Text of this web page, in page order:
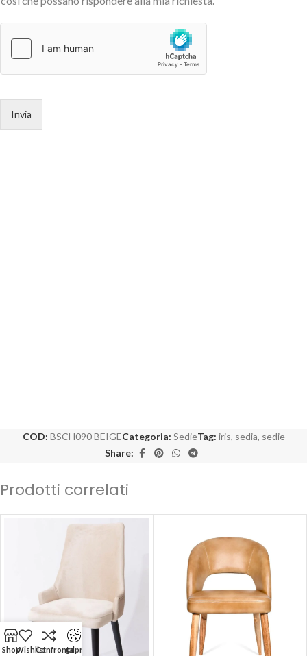
Invia
COD: BSCH090 BEIGECategoria: SedieTag: iris, sedia, sedie
Share:
Prodotti correlati
ShopWishlistConfrontagdpr